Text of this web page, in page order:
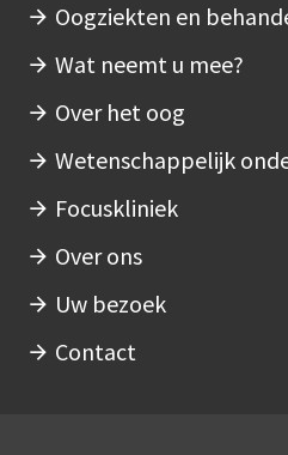
Hoofdnavigatie
Oogziekten en
Wat neemt u mee?
Over het oog
Wetenschappelijk
Focuskliniek
Over ons
Uw bezoek
Contact